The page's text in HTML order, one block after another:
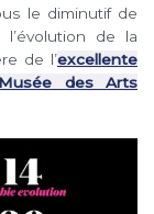
le diminutif de
de la
de l’excellente
des Arts